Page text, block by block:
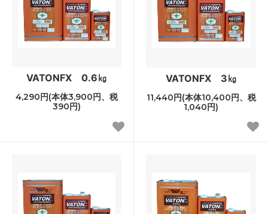
VATONFX 0.6㎏
4,290円(本体3,900円、税
390円)
VATONFX 3㎏
11,440円(本体10,400円、税
1,040円)